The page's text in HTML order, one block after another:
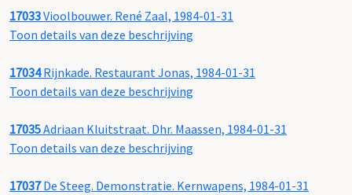
17033Vioolbouwer. René Zaal, 1984-01-31
Toon details van deze beschrijving
17034Rijnkade. Restaurant Jonas, 1984-01-31
Toon details van deze beschrijving
17035Adriaan Kluitstraat. Dhr. Maassen, 1984-01-31
Toon details van deze beschrijving
17037De Steeg. Demonstratie. Kernwapens, 1984-01-31